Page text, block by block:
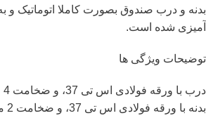
بدنه و درب صندوق بصورت کاملا اتوماتیک
آمیزی شده است.
توضیحات ویژگی ها
درب با ورقه فولادی اس تی 37، و ضخامت 4 میلیمتری
بدنه با ورقه فولادی اس تی 37، و ضخامت 2 میلیمتری